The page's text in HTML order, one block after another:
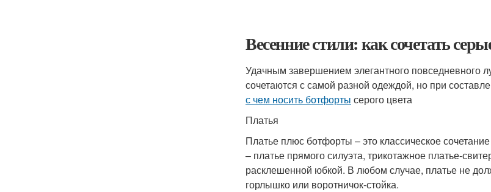
Весенние стили: как сочетать
Удачным завершением элегантного повседневного
сочетаются с самой разной одеждой, но при
с чем носить ботфорты серого цвета
Платья
Платье плюс ботфорты – это классическое
– платье прямого силуэта, трикотажное платье-
расклешенной юбкой. В любом случае, платье не
горлышко или воротничок-стойка.